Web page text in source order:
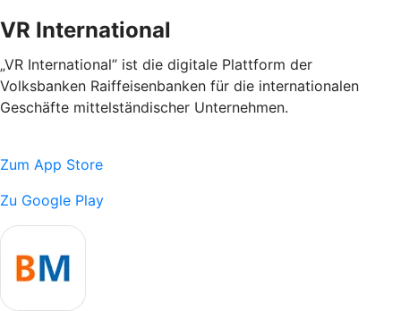
VR International
„VR International” ist die digitale Plattform der
Volksbanken Raiffeisenbanken für die internationalen
Geschäfte mittelständischer Unternehmen.
Zum App Store
Zu Google Play